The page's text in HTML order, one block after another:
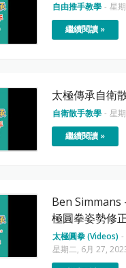
自由推手教學 - 星
繼續閱讀 »
太極傳承自衛
自衛散手教學 - 星
繼續閱讀 »
Ben Simmans
極圓拳姿勢修
太極圓拳 (Videos) -
星期二, 6月 27,